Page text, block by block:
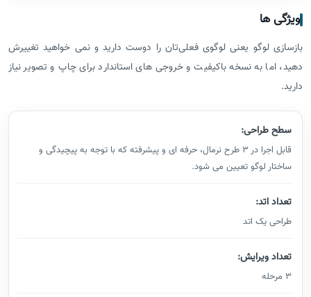
ویژگی ها
بازسازی لوگو یعنی لوگوی فعلی‌تان را دوست دارید و نمی‌ خواهید تغییرش
دهید، اما به نسخه باکیفیت و خروجی‌ های استاندارد برای چاپ و تصویر نیاز
دارید.
سطح طراحی:
قابل اجرا در 3 طرح نرمال، حرفه ای و پیشرفته که با توجه به پیچیدگی و
ساختار لوگو تعیین می شود.
تعداد اتد:
طراحی یک اتد
تعداد ویرایش:
3 مرحله